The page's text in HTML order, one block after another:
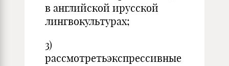
в английской ирусской
лингвокультурах;
3)
рассмотретьэкспрессивные